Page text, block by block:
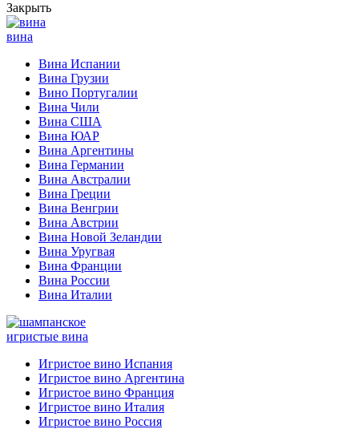
Закрыть
вина
Вина Испании
Вина Грузии
Вино Португалии
Вина Чили
Вина США
Вина ЮАР
Вина Аргентины
Вина Германии
Вина Австралии
Вина Греции
Вина Венгрии
Вина Австрии
Вина Новой Зеландии
Вина Уругвая
Вина Франции
Вина России
Вина Италии
игристые вина
Игристое вино Испания
Игристое вино Аргентина
Игристое вино Франция
Игристое вино Италия
Игристое вино Россия